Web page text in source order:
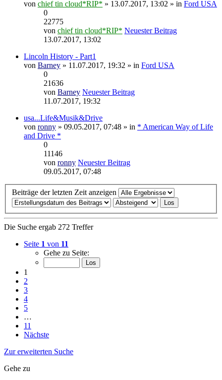
von chief tin cloud*RIP* » 13.07.2017, 13:02 » in Ford USA
0
22775
von chief tin cloud*RIP* Neuester Beitrag
13.07.2017, 13:02
Lincoln History - Part1
von Barney » 11.07.2017, 19:32 » in Ford USA
0
21636
von Barney Neuester Beitrag
11.07.2017, 19:32
usa...Life&Musik&Drive
von ronny » 09.05.2017, 07:48 » in * American Way of Life
and Drive *
0
11146
von ronny Neuester Beitrag
09.05.2017, 07:48
Beiträge der letzten Zeit anzeigen
Die Suche ergab 272 Treffer
Seite 1 von 11
Gehe zu Seite:
1
2
3
4
5
…
11
Nächste
Zur erweiterten Suche
Gehe zu